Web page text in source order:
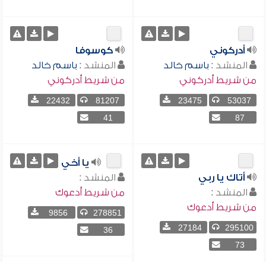
أدركوني
المنشد : باسم خالد
من شريط أدركوني
53037
23475
87
كوسوفا
المنشد : باسم خالد
من شريط أدركوني
81207
22432
41
أتاك يا ربي
المنشد :
من شريط أدعوك
295100
27184
73
يا أخي
المنشد :
من شريط أدعوك
278851
9856
36